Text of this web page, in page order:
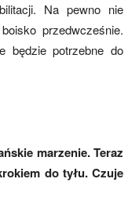
Na pewno nie
przedwcześnie.
będzie potrzebne do
marzenie. Teraz
do tyłu. Czuje